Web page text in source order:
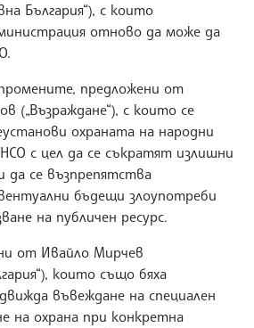
България“), с които
отново да може да
предложени от
(„Възраждане“), с които се
охраната на народни
с цел да се съкратят излишни
да се възпрепятства
бъдещи злоупотреби
на публичен ресурс.
от Ивайло Мирчев
които също бяха
въвеждане на специален
на охрана при конкретна